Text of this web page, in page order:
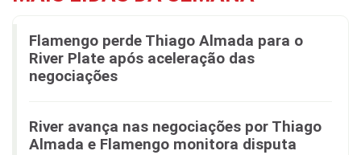
Flamengo perde Thiago Almada para o
River Plate após aceleração das
negociações
River avança nas negociações por Thiago
Almada e Flamengo monitora disputa